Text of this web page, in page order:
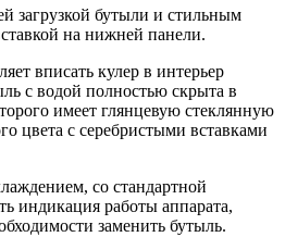
загрузкой бутыли и стильным
на нижней панели.
вписать кулер в интерьер
с водой полностью скрыта в
имеет глянцевую стеклянную
цвета с серебристыми вставками
со стандартной
индикация работы аппарата,
заменить бутыль.